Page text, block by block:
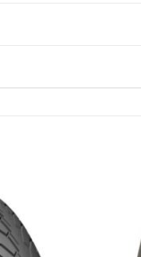
επιθυμιών